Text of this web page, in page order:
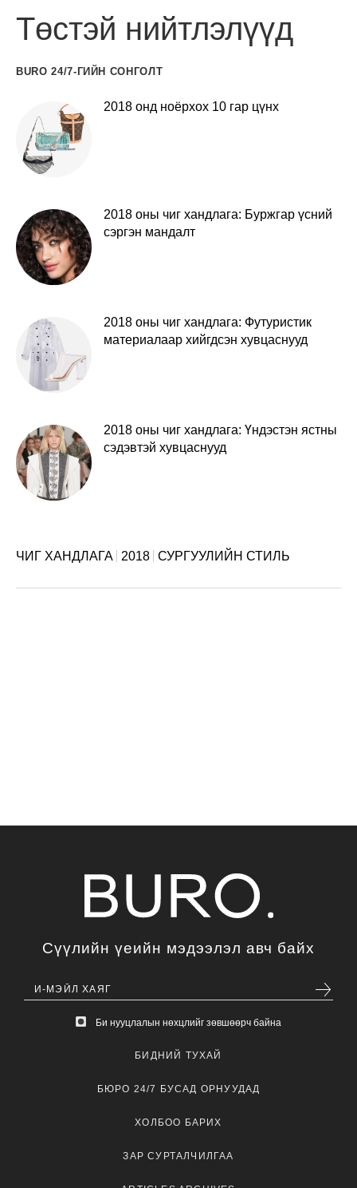
Төстэй нийтлэлүүд
BURO 24/7-ГИЙН СОНГОЛТ
2018 онд ноёрхох 10 гар цүнх
2018 оны чиг хандлага: Буржгар үсний
сэргэн мандалт
2018 оны чиг хандлага: Футуристик
материалаар хийгдсэн хувцаснууд
2018 оны чиг хандлага: Үндэстэн ястны
сэдэвтэй хувцаснууд
ЧИГ ХАНДЛАГА 2018 СУРГУУЛИЙН СТИЛЬ
Сүүлийн үеийн мэдээлэл авч байх
Би нууцлалын нөхцлийг зөвшөөрч байна
БИДНИЙ ТУХАЙ
БЮРО 24/7 БУСАД ОРНУУДАД
ХОЛБОО БАРИХ
ЗАР СУРТАЛЧИЛГАА